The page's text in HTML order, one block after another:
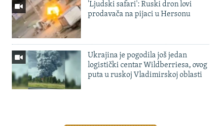
'Ljudski safari': Ruski dron lovi
prodavača na pijaci u Hersonu
Ukrajina je pogodila još jedan
logistički centar Wildberriesa, ovog
puta u ruskoj Vladimirskoj oblasti